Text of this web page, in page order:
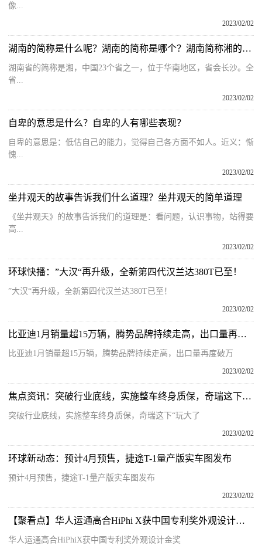
像...
2023/02/02
湖南的简称是什么呢？湖南的简称是哪个？湖南简称湘的由来
湖南省的简称是湘，中国23个省之一，位于华南地区，省会长沙。全
省...
2023/02/02
自卑的意思是什么？自卑的人有哪些表现？
自卑的意思是：低估自己的能力，觉得自己各方面不如人。近义：惭
愧...
2023/02/02
坐井观天的故事告诉我们什么道理？坐井观天的简单道理
《坐井观天》的故事告诉我们的道理是：看问题，认识事物，站得要
高...
2023/02/02
环球快播：”大汉“再升级，全新第四代汉兰达380T已至！
”大汉“再升级，全新第四代汉兰达380T已至！
2023/02/02
比亚迪1月销量超15万辆，腾势品牌持续走高，出口量再度破万
比亚迪1月销量超15万辆，腾势品牌持续走高，出口量再度破万
2023/02/02
焦点资讯：突破行业底线，实施整车终身质保，奇瑞这下“玩大了
突破行业底线，实施整车终身质保，奇瑞这下“玩大了
2023/02/02
环球新动态：预计4月预售，捷途T-1量产版实车图发布
预计4月预售，捷途T-1量产版实车图发布
2023/02/02
【聚看点】华人运通高合HiPhi X获中国专利奖外观设计金奖
华人运通高合HiPhiX获中国专利奖外观设计金奖